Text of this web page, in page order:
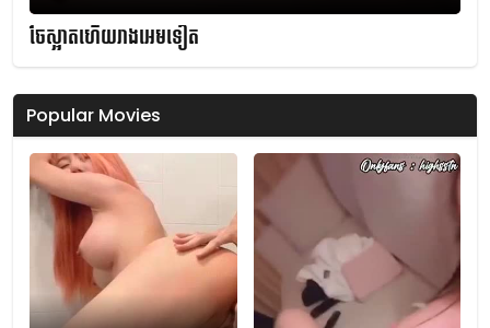
ចែស្អាតហើយរាងអេមទៀត
Popular Movies